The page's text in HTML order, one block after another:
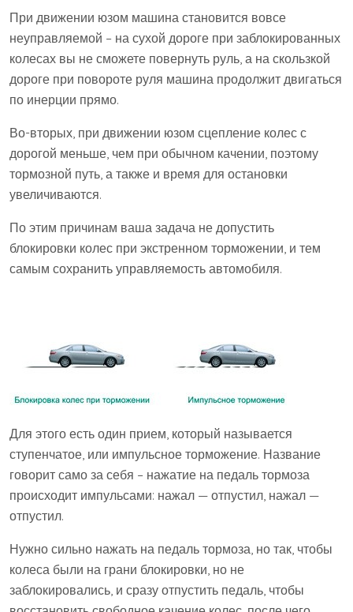
При движении юзом машина становится вовсе
неуправляемой – на сухой дороге при заблокированных
колесах вы не сможете повернуть руль, а на скользкой
дороге при повороте руля машина продолжит двигаться
по инерции прямо.
Во-вторых, при движении юзом сцепление колес с
дорогой меньше, чем при обычном качении, поэтому
тормозной путь, а также и время для остановки
увеличиваются.
По этим причинам ваша задача не допустить
блокировки колес при экстренном торможении, и тем
самым сохранить управляемость автомобиля.
Для этого есть один прием, который называется
ступенчатое, или импульсное торможение. Название
говорит само за себя – нажатие на педаль тормоза
происходит импульсами: нажал — отпустил, нажал —
отпустил.
Нужно сильно нажать на педаль тормоза, но так, чтобы
колеса были на грани блокировки, но не
заблокировались, и сразу отпустить педаль, чтобы